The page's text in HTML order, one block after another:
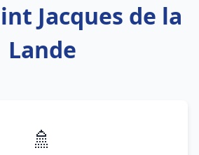
Jacques de la
Lande
🚿